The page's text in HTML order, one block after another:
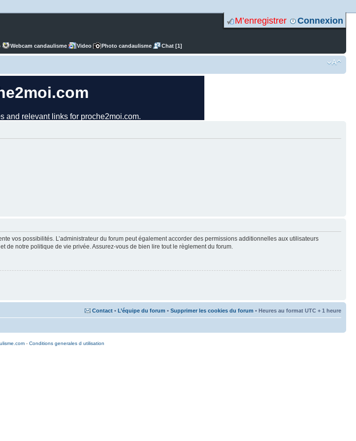
M’enregistrer Connexion
Webcam candaulisme Video Photo candaulisme Chat [1]
vos possibilités. L’administrateur du forum peut également accorder des permissions additionnelles aux utilisateurs
de notre politique de vie privée. Assurez-vous de bien lire tout le règlement du forum.
Contact • L’équipe du forum • Supprimer les cookies du forum • Heures au format UTC + 1 heure
- Conditions generales d utilisation